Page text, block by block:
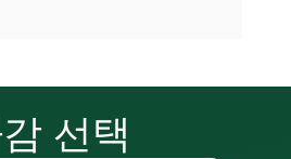
선택